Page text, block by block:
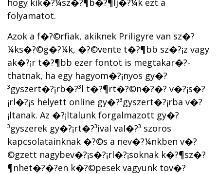
hogy kik�?¼sz�?¶b�?¶lj�?¼k ezt a
folyamatot.
Azok a f�?©rfiak, akiknek Priligyre van sz�?
¼ks�?©g�?¼k, �?©vente t�?¶bb sz�?¡z vagy
ak�?¡r t�?¶bb ezer fontot is megtakar�?­
thatnak, ha egy hagyom�?¡nyos gy�?
³gyszert�?¡rb�?³l t�?¶rt�?©n�?�? v�?¡s�?
¡rl�?¡s helyett online gy�?³gyszert�?¡rba v�?
¡ltanak. Az �?¡ltalunk forgalmazott gy�?
³gyszerek gy�?¡rt�?³ival val�?³ szoros
kapcsolatainknak �?©s a nev�?¼nkben v�?
©gzett nagybev�?¡s�?¡rl�?¡soknak k�?¶sz�?
¶nhet�?�?en k�?©pesek vagyunk tov�?